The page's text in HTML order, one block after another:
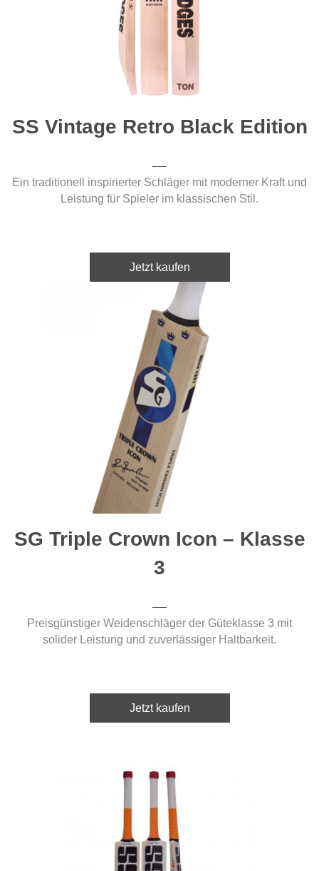
SS Vintage Retro Black Edition
Ein traditionell inspirierter Schläger mit moderner Kraft und
Leistung für Spieler im klassischen Stil.
Jetzt kaufen
SG Triple Crown Icon – Klasse
3
Preisgünstiger Weidenschläger der Güteklasse 3 mit
solider Leistung und zuverlässiger Haltbarkeit.
Jetzt kaufen